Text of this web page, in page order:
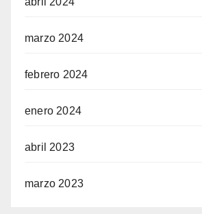
marzo 2024
febrero 2024
enero 2024
abril 2023
marzo 2023